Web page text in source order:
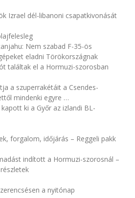
Izrael dél-libanoni csapatkivonását
Nem szabad F-35-ös
eladni Törökországnak
találtak el a Hormuzi-szorosban
a szuperrakétáit a Csendes-
mindenki egyre …
ki a Győr az izlandi BL-
forgalom, időjárás – Reggeli pakk
indított a Hormuzi-szorosnál –
a nyitónap